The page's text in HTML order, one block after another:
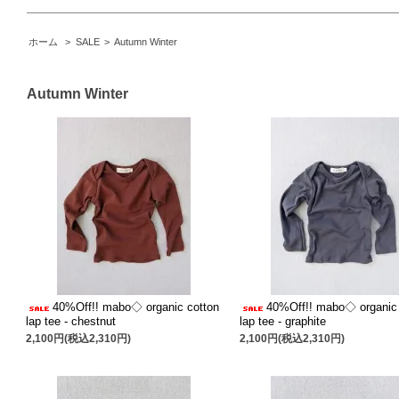
ホーム > SALE > Autumn Winter
Autumn Winter
40%Off!! mabo◇ organic cotton
lap tee - chestnut
2,100円(税込2,310円)
40%Off!! mabo◇
lap tee - graphite
2,100円(税込2,310円)